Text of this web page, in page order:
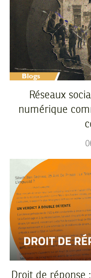
Réseaux
numérique
Droit de réponse